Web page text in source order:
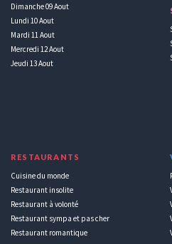
Dimanche 09 Aout
Lundi 10 Aout
Mardi 11 Aout
Mercredi 12 Aout
Jeudi 13 Aout
RESTAURANTS
Cuisine du monde
Restaurant insolite
Restaurant à volonté
Restaurant sympa et pas cher
Restaurant romantique